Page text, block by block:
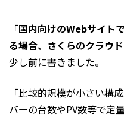
「国内向けのWebサイト
る場合、さくらのクラウ
少し前に書きました。
「比較的規模が小さい構
バーの台数やPV数等で定